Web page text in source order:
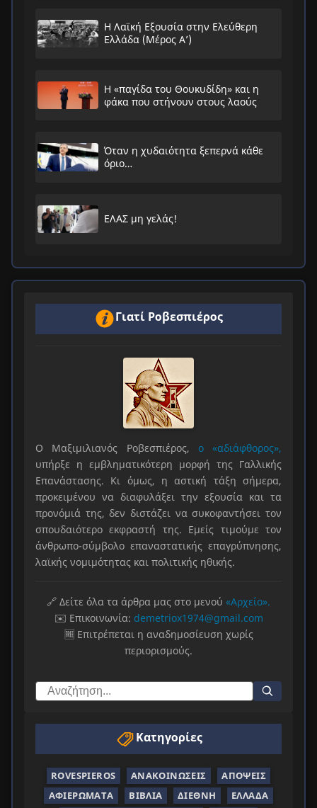
Η Λαϊκή Εξουσία στην Ελεύθερη
Ελλάδα (Μέρος Α’)
Η «παγίδα του Θουκυδίδη» και η
φάκα που στήνουν στους λαούς
Όταν η χυδαιότητα ξεπερνά κάθε
όριο…
ΕΛΑΣ μη γελάς!
Γιατί Ροβεσπιέρος
Ο Μαξιμιλιανός Ροβεσπιέρος, ο «αδιάφθορος»,
υπήρξε η εμβληματικότερη μορφή της Γαλλικής
Επανάστασης. Κι όμως, η αστική τάξη σήμερα,
προκειμένου να διαφυλάξει την εξουσία και τα
προνόμιά της, δεν διστάζει να συκοφαντήσει τον
σπουδαιότερο εκφραστή της. Εμείς τιμούμε τον
άνθρωπο-σύμβολο επαναστατικής επαγρύπνησης,
λαϊκής νομιμότητας και πολιτικής ηθικής.
🔗 Δείτε όλα τα άρθρα μας στο μενού «Αρχείο».
✉️ Επικοινωνία: demetriox1974@gmail.com
🆓 Επιτρέπεται η αναδημοσίευση χωρίς
περιορισμούς.
Κατηγορίες
ROVESPIEROS ΑΝΑΚΟΙΝΏΣΕΙΣ
ΑΠΌΨΕΙΣ
ΑΦΙΕΡΏΜΑΤΑ
ΒΙΒΛΊΑ ΔΙΕΘΝΉ
ΕΛΛΆΔΑ